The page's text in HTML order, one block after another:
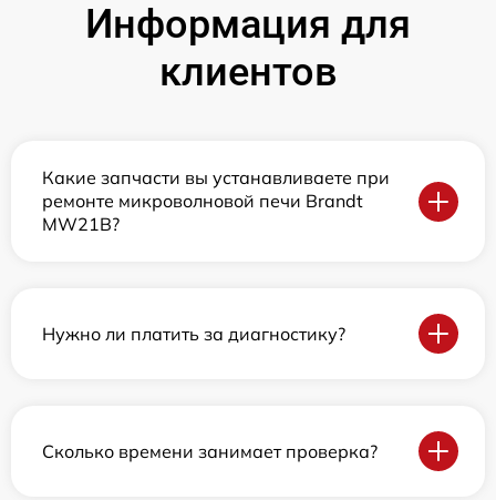
Информация для
клиентов
Какие запчасти вы устанавливаете при
ремонте микроволновой печи Brandt
MW21B?
Нужно ли платить за диагностику?
Сколько времени занимает проверка?